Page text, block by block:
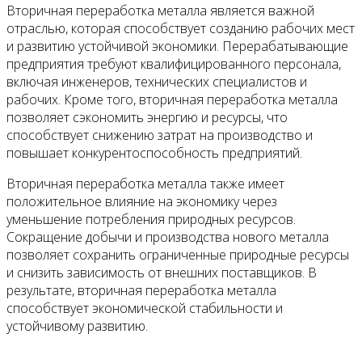
Вторичная переработка металла является важной
отраслью, которая способствует созданию рабочих мест
и развитию устойчивой экономики. Перерабатывающие
предприятия требуют квалифицированного персонала,
включая инженеров, технических специалистов и
рабочих. Кроме того, вторичная переработка металла
позволяет сэкономить энергию и ресурсы, что
способствует снижению затрат на производство и
повышает конкурентоспособность предприятий.
Вторичная переработка металла также имеет
положительное влияние на экономику через
уменьшение потребления природных ресурсов.
Сокращение добычи и производства нового металла
позволяет сохранить ограниченные природные ресурсы
и снизить зависимость от внешних поставщиков. В
результате, вторичная переработка металла
способствует экономической стабильности и
устойчивому развитию.